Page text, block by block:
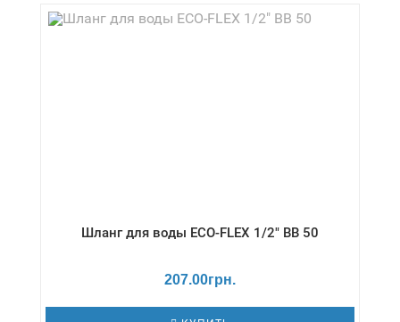
-70 / +130 °С / Серия - ВОДА/МИКС
Шланг для воды ECO-FLEX 1/2" ВВ 50
207.00грн.